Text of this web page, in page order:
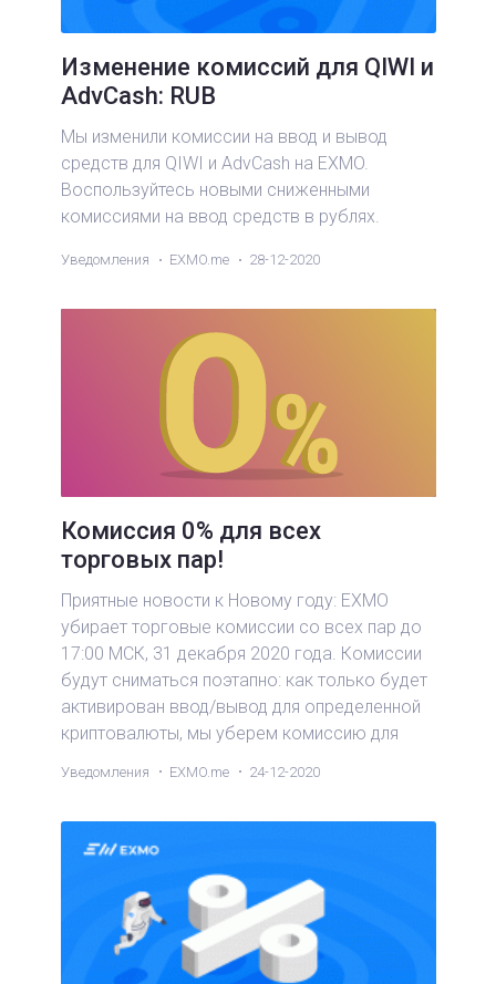
Изменение комиссий для QIWI и
AdvCash: RUB
Мы изменили комиссии на ввод и вывод
средств для QIWI и AdvCash на EXMO.
Воспользуйтесь новыми сниженными
комиссиями на ввод средств в рублях.
Уведомления EXMO.me 28-12-2020
Комиссия 0% для всех
торговых пар!
Приятные новости к Новому году: EXMO
убирает торговые комиссии со всех пар до
17:00 МСК, 31 декабря 2020 года. Комиссии
будут сниматься поэтапно: как только будет
активирован ввод/вывод для определенной
криптовалюты, мы уберем комиссию для
Уведомления EXMO.me 24-12-2020